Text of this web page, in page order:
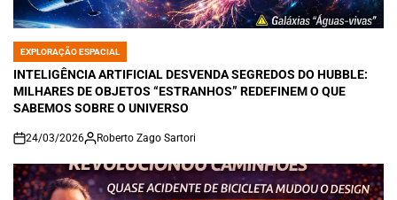
POSTED
IN
EXPLORAÇÃO ESPACIAL
INTELIGÊNCIA ARTIFICIAL DESVENDA SEGREDOS DO HUBBLE:
MILHARES DE OBJETOS “ESTRANHOS” REDEFINEM O QUE
SABEMOS SOBRE O UNIVERSO
on
24/03/2026 Roberto Zago Sartori